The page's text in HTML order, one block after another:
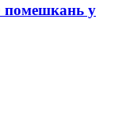
помешкань у